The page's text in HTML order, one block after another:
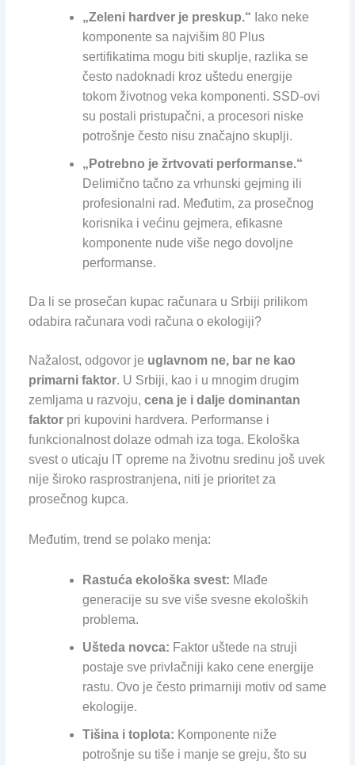
„Zeleni hardver je preskup.“ Iako neke
komponente sa najvišim 80 Plus
sertifikatima mogu biti skuplje, razlika se
često nadoknadi kroz uštedu energije
tokom životnog veka komponenti. SSD-ovi
su postali pristupačni, a procesori niske
potrošnje često nisu značajno skuplji.
„Potrebno je žrtvovati performanse.“
Delimično tačno za vrhunski gejming ili
profesionalni rad. Međutim, za prosečnog
korisnika i većinu gejmera, efikasne
komponente nude više nego dovoljne
performanse.
Da li se prosečan kupac računara u Srbiji prilikom
odabira računara vodi računa o ekologiji?
Nažalost, odgovor je uglavnom ne, bar ne kao
primarni faktor. U Srbiji, kao i u mnogim drugim
zemljama u razvoju, cena je i dalje dominantan
faktorpri kupovini hardvera. Performanse i
funkcionalnost dolaze odmah iza toga. Ekološka
svest o uticaju IT opreme na životnu sredinu još uvek
nije široko rasprostranjena, niti je prioritet za
prosečnog kupca.
Međutim, trend se polako menja:
Rastuća ekološka svest: Mlađe
generacije su sve više svesne ekoloških
problema.
Ušteda novca: Faktor uštede na struji
postaje sve privlačniji kako cene energije
rastu. Ovo je često primarniji motiv od same
ekologije.
Tišina i toplota: Komponente niže
potrošnje su tiše i manje se greju, što su